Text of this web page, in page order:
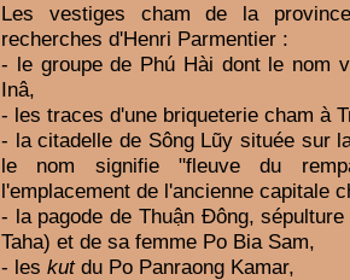
Les vestiges cham de la
recherches d'Henri Parmentier :
- le groupe de Phú Hài dont le nom
Inâ,
- les traces d'une briqueterie cham à
- la citadelle de Sông Lũy située sur
le nom signifie "fleuve du
l'emplacement de l'ancienne capitale
- la pagode de Thuận Đông,
Taha) et de sa femme Po Bia Sam,
- les kutdu Po Panraong Kamar,